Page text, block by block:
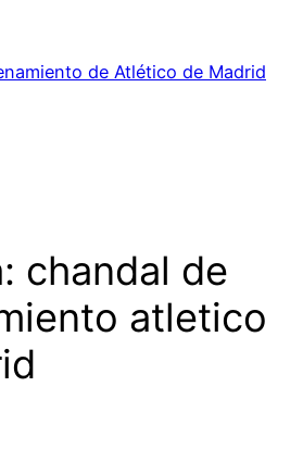
de Atlético de Madrid
chandal de
atletico